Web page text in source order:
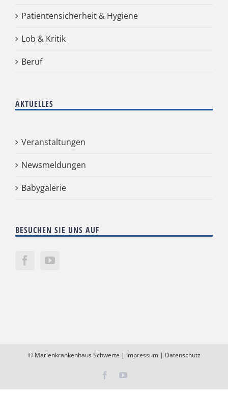
Patientensicherheit & Hygiene
Lob & Kritik
Beruf
AKTUELLES
Veranstaltungen
Newsmeldungen
Babygalerie
BESUCHEN SIE UNS AUF
© Marienkrankenhaus Schwerte | Impressum| Datenschutz
FacebookYouTube